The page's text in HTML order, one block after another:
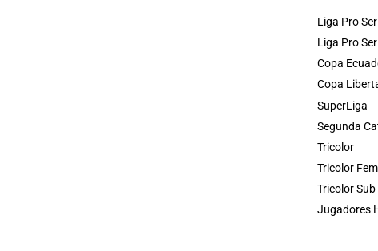
Liga Pro
Liga Pro
Copa
Copa
SuperLiga
Segunda
Tricolor
Tricolor
Tricolor Sub
Jugadores